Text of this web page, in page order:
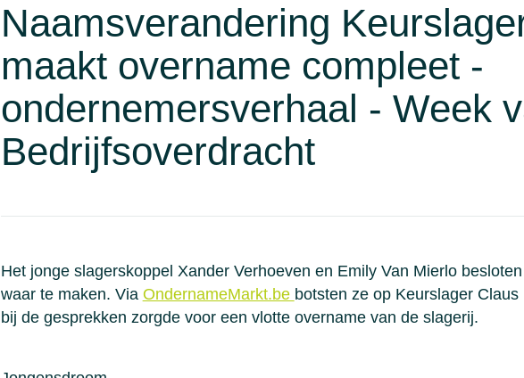
Naamsverandering
maakt overname compleet -
ondernemersverhaal - Week
Bedrijfsoverdracht
Het jonge slagerskoppel Xander Verhoeven en Emily Van Mierlo
waar te maken. Via OndernameMarkt.be botsten ze op Keurslager
bij de gesprekken zorgde voor een vlotte overname van de slagerij.